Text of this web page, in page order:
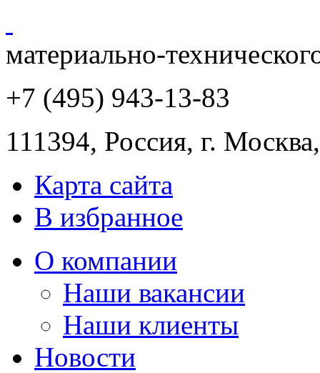
материально-
+7 (495) 943-13-83
111394, Россия, г. Москва
Карта сайта
В избранное
О компании
Наши вакансии
Наши клиенты
Новости